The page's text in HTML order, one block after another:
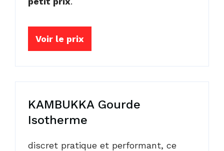
Voir le prix
KAMBUKKA Gourde
Isotherme
discret pratique et performant, ce